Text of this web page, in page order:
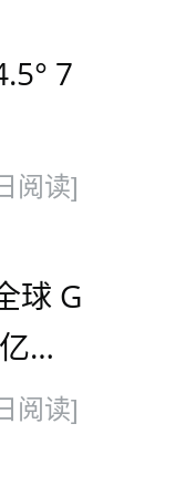
7
阅读]
球 G
美
100
阅读]